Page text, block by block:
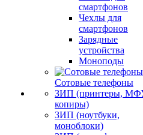
смартфонов
Чехлы для
смартфонов
Зарядные
устройства
Моноподы
Сотовые телефоны
ЗИП (принтеры,
копиры)
ЗИП (ноутбуки,
моноблоки)